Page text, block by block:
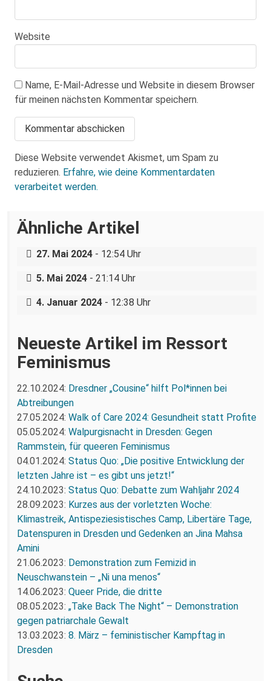
Website
Name, E-Mail-Adresse und Website in diesem Browser
für meinen nächsten Kommentar speichern.
Diese Website verwendet Akismet, um Spam zu
reduzieren. Erfahre, wie deine Kommentardaten
verarbeitet werden.
Ähnliche Artikel
Walk of Care 2024: Gesundheit statt
27. Mai 2024 - 12:54 Uhr
Walpurgisnacht in Dresden: Gegen
5. Mai 2024 - 21:14 Uhr
Status Quo: „Die positive Entwicklung
4. Januar 2024 - 12:38 Uhr
Neueste Artikel im Ressort
Feminismus
22.10.2024: Dresdner „Cousine“ hilft Pol*innen bei
Abtreibungen
27.05.2024: Walk of Care 2024: Gesundheit statt Profite
05.05.2024: Walpurgisnacht in Dresden: Gegen
Rammstein, für queeren Feminismus
04.01.2024: Status Quo: „Die positive Entwicklung der
letzten Jahre ist – es gibt uns jetzt!“
24.10.2023: Status Quo: Debatte zum Wahljahr 2024
28.09.2023: Kurzes aus der vorletzten Woche:
Klimastreik, Antispeziesistisches Camp, Libertäre Tage,
Datenspuren in Dresden und Gedenken an Jina Mahsa
Amini
21.06.2023: Demonstration zum Femizid in
Neuschwanstein – „Ni una menos“
14.06.2023: Queer Pride, die dritte
08.05.2023: „Take Back The Night“ – Demonstration
gegen patriarchale Gewalt
13.03.2023: 8. März – feministischer Kampftag in
Dresden